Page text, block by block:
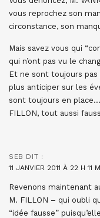
vous reprochez son
circonstance, son
Mais savez vous qui
qui n’ont pas vu le
Et ne sont toujours pas
plus anticiper sur les
sont toujours en
FILLON, tout aussi
SEB DIT :
11 JANVIER 2011 À 22 H 11
Revenons maintenant
M. FILLON – qui oubli
“idée fausse”